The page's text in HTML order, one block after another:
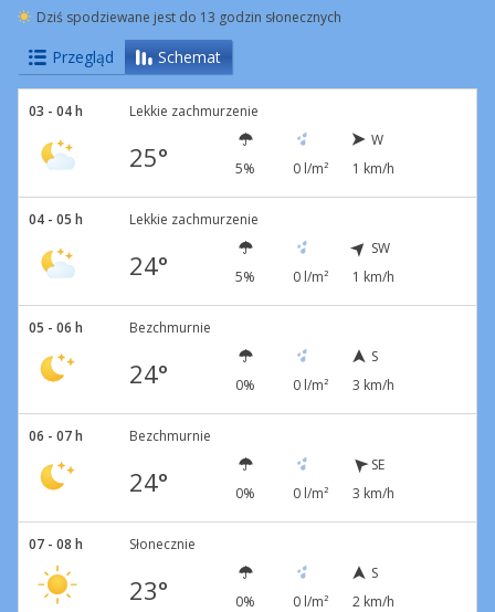
Dziś spodziewane jest do 13 godzin słonecznych
Przegląd Schemat
03 - 04 h Lekkie zachmurzenie
25° 5% 0 l/m²
W
1 km/h
04 - 05 h Lekkie zachmurzenie
24° 5% 0 l/m²
SW
1 km/h
05 - 06 h Bezchmurnie
24° 0% 0 l/m²
S
3 km/h
06 - 07 h Bezchmurnie
24° 0% 0 l/m²
SE
3 km/h
07 - 08 h Słonecznie
23° 0% 0 l/m²
S
2 km/h